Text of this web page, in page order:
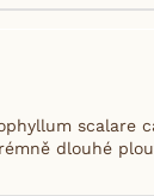
scalare
dlouhé